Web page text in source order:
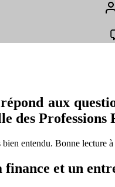
de
répond aux
des
entendu. Bonne lecture
et un